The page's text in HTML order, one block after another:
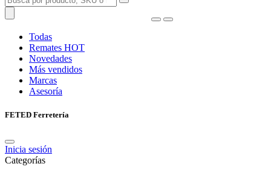
Todas
Remates HOT
Novedades
Más vendidos
Marcas
Asesoría
FETED Ferretería
Inicia sesión
Categorías